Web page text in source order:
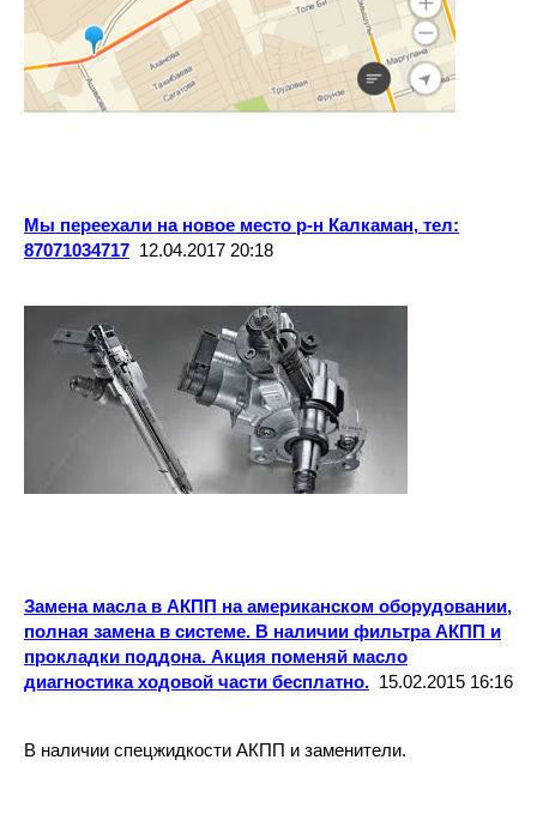
Мы переехали на новое место р-н Калкаман, тел:
87071034717 12.04.2017 20:18
Замена масла в АКПП на американском оборудовании,
полная замена в системе. В наличии фильтра АКПП и
прокладки поддона. Акция поменяй масло
диагностика ходовой части бесплатно. 15.02.2015 16:16
В наличии спецжидкости АКПП и заменители.